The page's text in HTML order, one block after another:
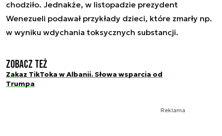
chodziło. Jednakże, w listopadzie prezydent
Wenezueli podawał przykłady dzieci, które zmarły np.
w wyniku wdychania toksycznych substancji.
Zobacz też
Zakaz TikToka w Albanii. Słowa wsparcia od
Trumpa
Reklama